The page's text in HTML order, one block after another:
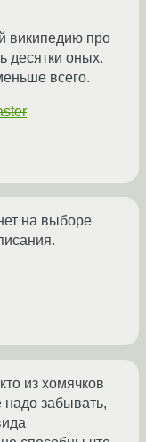
википедию про
десятки оных.
всего.
на выборе
из хомячков
надо забывать,